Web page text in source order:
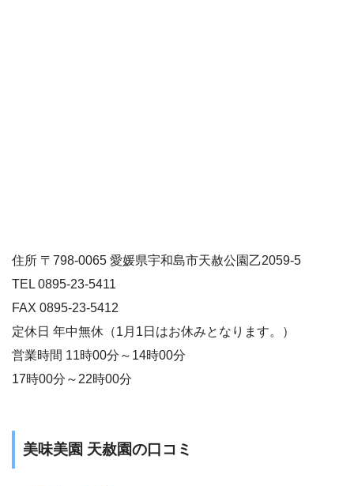
住所 〒798-0065 愛媛県宇和島市天赦公園乙2059-5
TEL 0895-23-5411
FAX 0895-23-5412
定休日 年中無休（1月1日はお休みとなります。）
営業時間 11時00分～14時00分
17時00分～22時00分
美味美園 天赦園の口コミ